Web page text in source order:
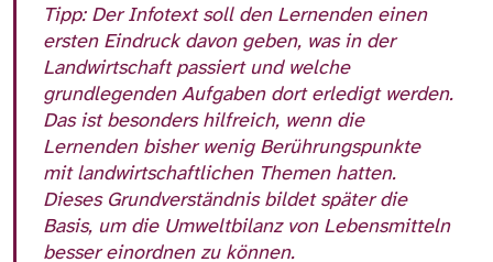
Tipp: Der Infotext soll den Lernenden einen
ersten Eindruck davon geben, was in der
Landwirtschaft passiert und welche
grundlegenden Aufgaben dort erledigt werden.
Das ist besonders hilfreich, wenn die
Lernenden bisher wenig Berührungspunkte
mit landwirtschaftlichen Themen hatten.
Dieses Grundverständnis bildet später die
Basis, um die Umweltbilanz von Lebensmitteln
besser einordnen zu können.